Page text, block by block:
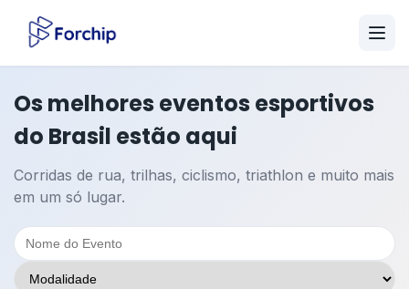
Os melhores eventos esportivos
do Brasil estão aqui
Corridas de rua, trilhas, ciclismo, triathlon e muito mais
em um só lugar.